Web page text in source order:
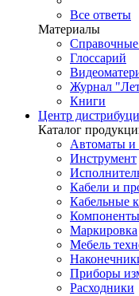
Все ответы
Материалы
Глоссарий
Журнал
Книги
Центр
Каталог
Автоматы и
Инструмент
Кабели и
Кабельные
Маркировка
Мебель
Приборы
Расходники